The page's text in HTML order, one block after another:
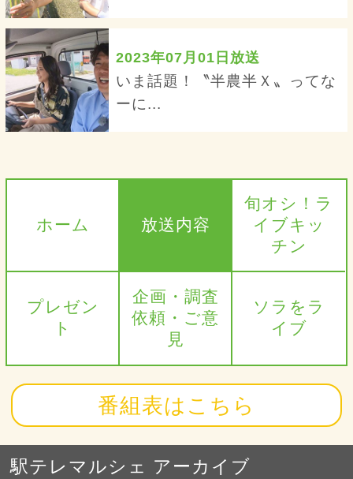
2023年07月01日放送
いま話題！〝半農半Ｘ〟ってな
ーに...
ホーム 放送内容
旬オシ！ラ
イブキッ
チン
プレゼン
ト
企画・調査
依頼・ご意
見
ソラをラ
イブ
番組表はこちら
駅テレマルシェ アーカイブ